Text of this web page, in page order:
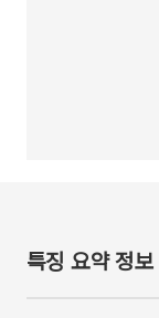
특징 요약 정보